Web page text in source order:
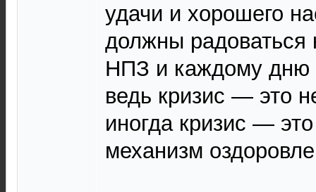
удачи и хорошего
должны
НПЗ и каждому
ведь кризис — это
иногда кризис —
механизм